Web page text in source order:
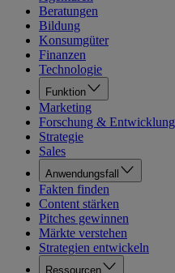
Beratungen
Bildung
Konsumgüter
Finanzen
Technologie
Funktion
Marketing
Forschung & Entwicklung
Strategie
Sales
Anwendungsfall
Fakten finden
Content stärken
Pitches gewinnen
Märkte verstehen
Strategien entwickeln
Ressourcen